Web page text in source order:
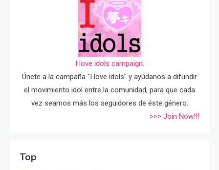
I love idols campaign.
Únete a la campaña "I love idols" y ayúdanos a difundir
el movimiento idol entre la comunidad, para que cada
vez seamos más los seguidores de éste género.
>>> Join Now!!!
Top